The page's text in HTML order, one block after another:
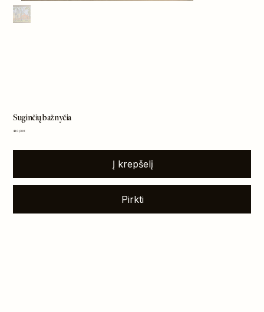
Suginčių bažnyčia
Kaina
450,00 €
Į krepšelį
Pirkti